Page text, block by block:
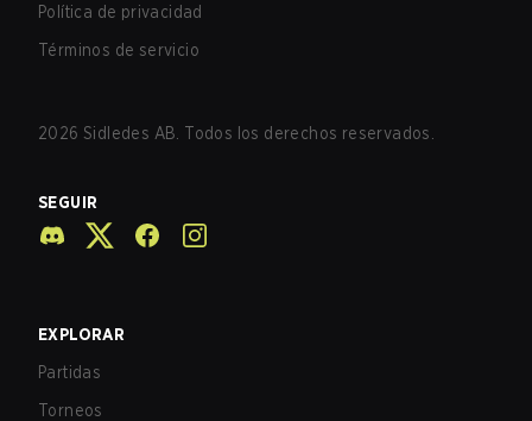
Política de privacidad
Términos de servicio
2026 Sidledes AB. Todos los derechos reservados.
SEGUIR
EXPLORAR
Partidas
Torneos